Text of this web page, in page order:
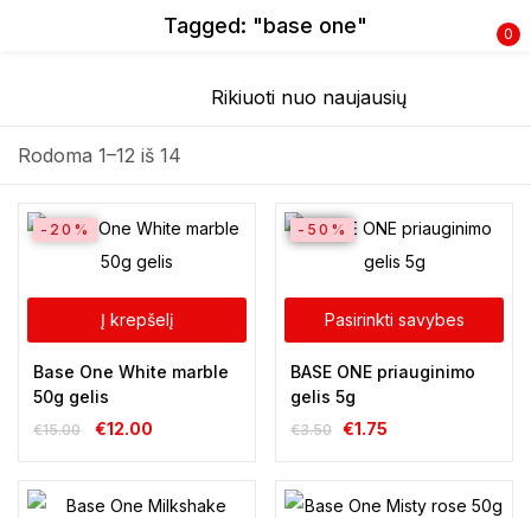
Tagged: "base one" 0
Rodoma 1–12 iš 14
Į krepšelį
-20%
Base One White marble
50g gelis
€15.00 €12.00
Pasirinkti savybes
SALE
-50%
BASE ONE priauginimo
gelis 5g
€3.50 €1.75
Prisiminti slaptažodį
Pamiršote slaptažodį?
Prisijungti